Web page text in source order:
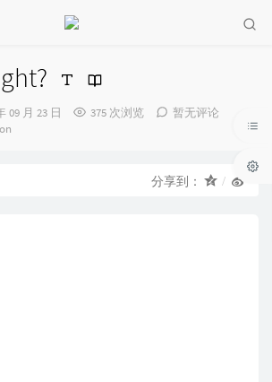
09 月 23 日 375 次浏览
暂无评论
分享到：